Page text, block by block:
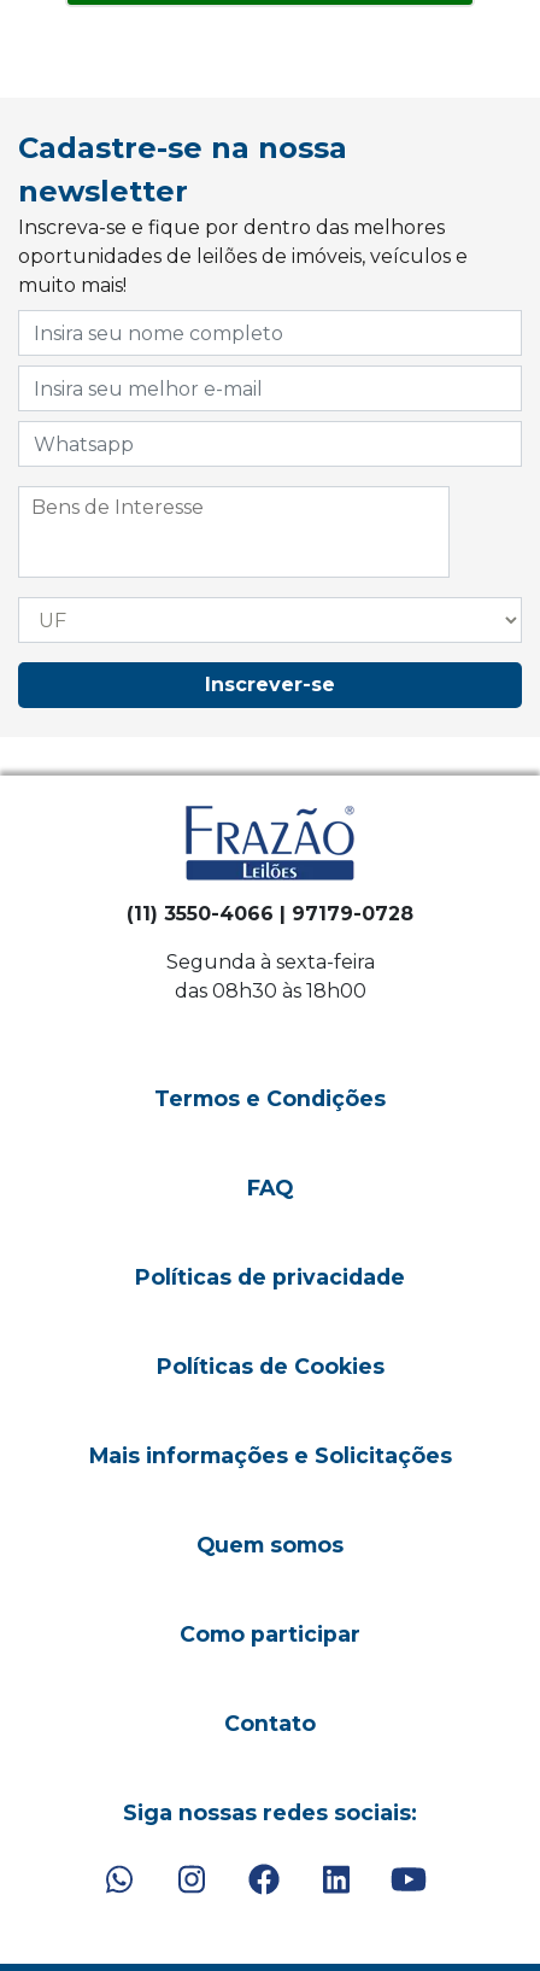
Cadastre-se na nossa
newsletter
Inscreva-se e fique por dentro das melhores
oportunidades de leilões de imóveis, veículos e
muito mais!
Inscrever-se
(11) 3550-4066 | 97179-0728
Segunda à sexta-feira
das 08h30 às 18h00
Termos e Condições
FAQ
Políticas de privacidade
Políticas de Cookies
Mais informações e Solicitações
Quem somos
Como participar
Contato
Siga nossas redes sociais: